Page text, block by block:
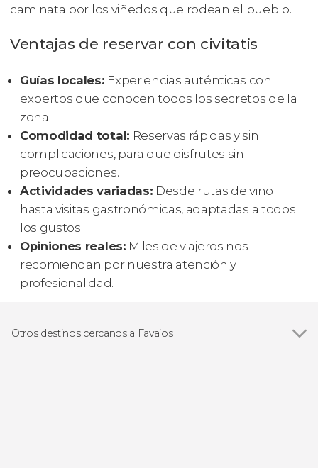
caminata por los viñedos que rodean el pueblo.
Ventajas de reservar con civitatis
Guías locales: Experiencias auténticas con
expertos que conocen todos los secretos de la
zona.
Comodidad total: Reservas rápidas y sin
complicaciones, para que disfrutes sin
preocupaciones.
Actividades variadas: Desde rutas de vino
hasta visitas gastronómicas, adaptadas a todos
los gustos.
Opiniones reales: Miles de viajeros nos
recomiendan por nuestra atención y
profesionalidad.
Otros destinos cercanos a Favaios